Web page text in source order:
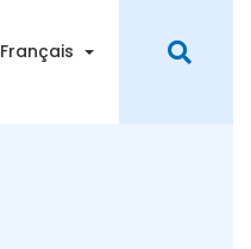
Français Toggle Dropdown